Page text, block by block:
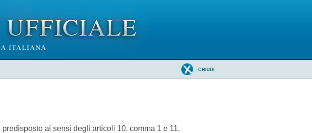
CHIUDI
ai sensi degli articoli 10, comma 1 e 11,